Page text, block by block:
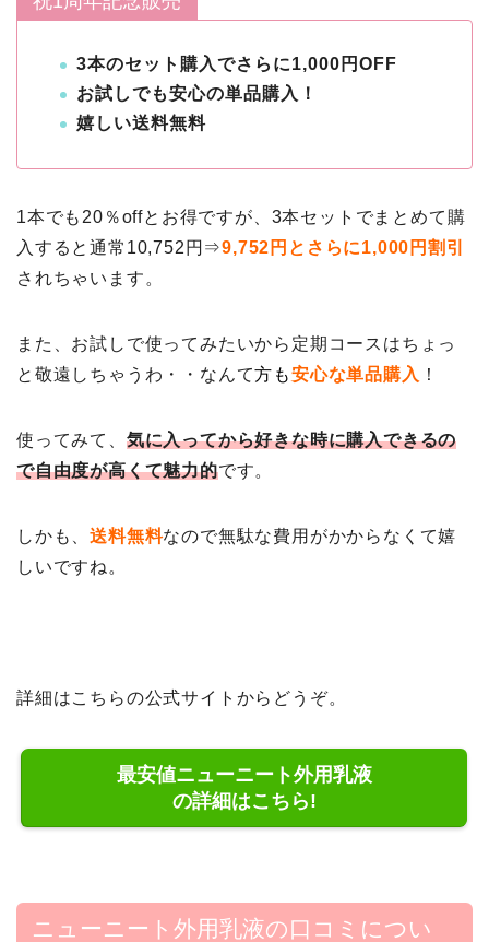
3本のセット購入でさらに1,000円OFF
お試しでも安心の単品購入！
嬉しい送料無料
1本でも20％offとお得ですが、3本セットでまとめて購
入すると通常10,752円⇒9,752円とさらに1,000円割引
されちゃいます。
また、お試しで使ってみたいから定期コースはちょっ
と敬遠しちゃうわ・・なんて方 も安心な単品購入 ！
使ってみて、 気に入ってから好きな時に購入できるの
で自由度が高くて魅力的です。
しかも、送料無料なので無駄な費用がかからなくて嬉
しいですね。
詳細はこちらの公式サイトからどうぞ。
最安値ニューニート外用乳液
の詳細はこちら!
ニューニート外用乳液の口コミについ